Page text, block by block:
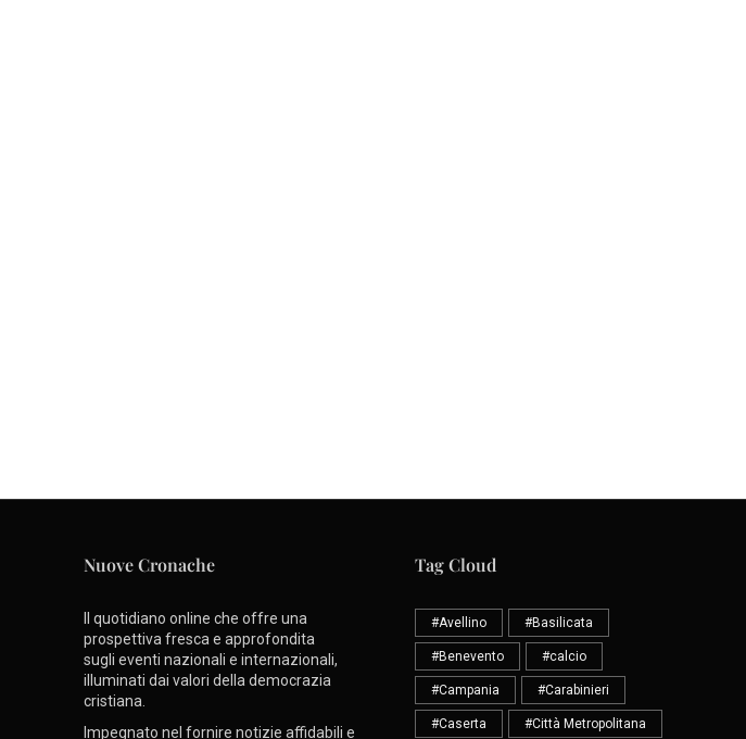
Nuove Cronache
Il quotidiano online che offre una
prospettiva fresca e approfondita
sugli eventi nazionali e internazionali,
illuminati dai valori della democrazia
cristiana.
Impegnato nel fornire notizie affidabili e
Tag Cloud
#Avellino #Basilicata
#Benevento #calcio
#Campania #Carabinieri
#Caserta #Città Metropolitana